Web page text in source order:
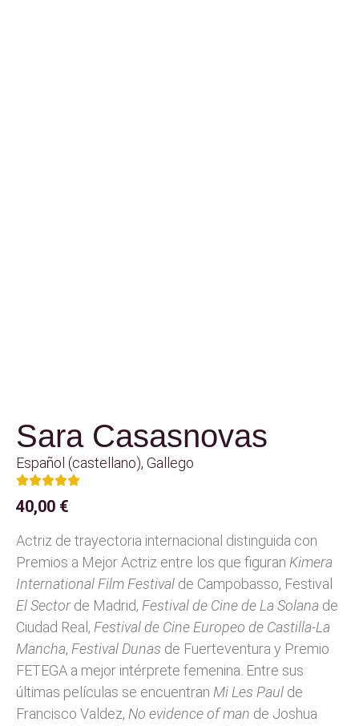
Sara Casasnovas
Español (castellano), Gallego
40,00 €
Actriz de trayectoria internacional distinguida con
Premios a Mejor Actriz entre los que figuran Kimera
International Film Festival de Campobasso, Festival
El Sectorde Madrid, Festival de Cine de La Solana de
Ciudad Real, Festival de Cine Europeo de Castilla-La
Mancha, Festival Dunas de Fuerteventura y Premio
FETEGA a mejor intérprete femenina. Entre sus
últimas películas se encuentran Mi Les Paul de
Francisco Valdez, No evidence of man de Joshua